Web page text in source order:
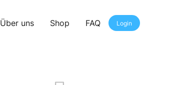
Über uns Shop FAQ Login